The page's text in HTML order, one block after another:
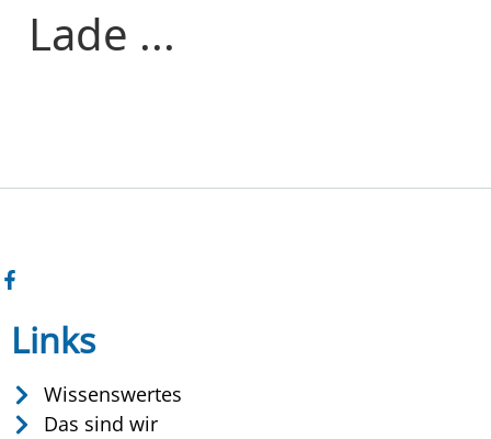
Lade ...
Links
Wissenswertes
Das sind wir